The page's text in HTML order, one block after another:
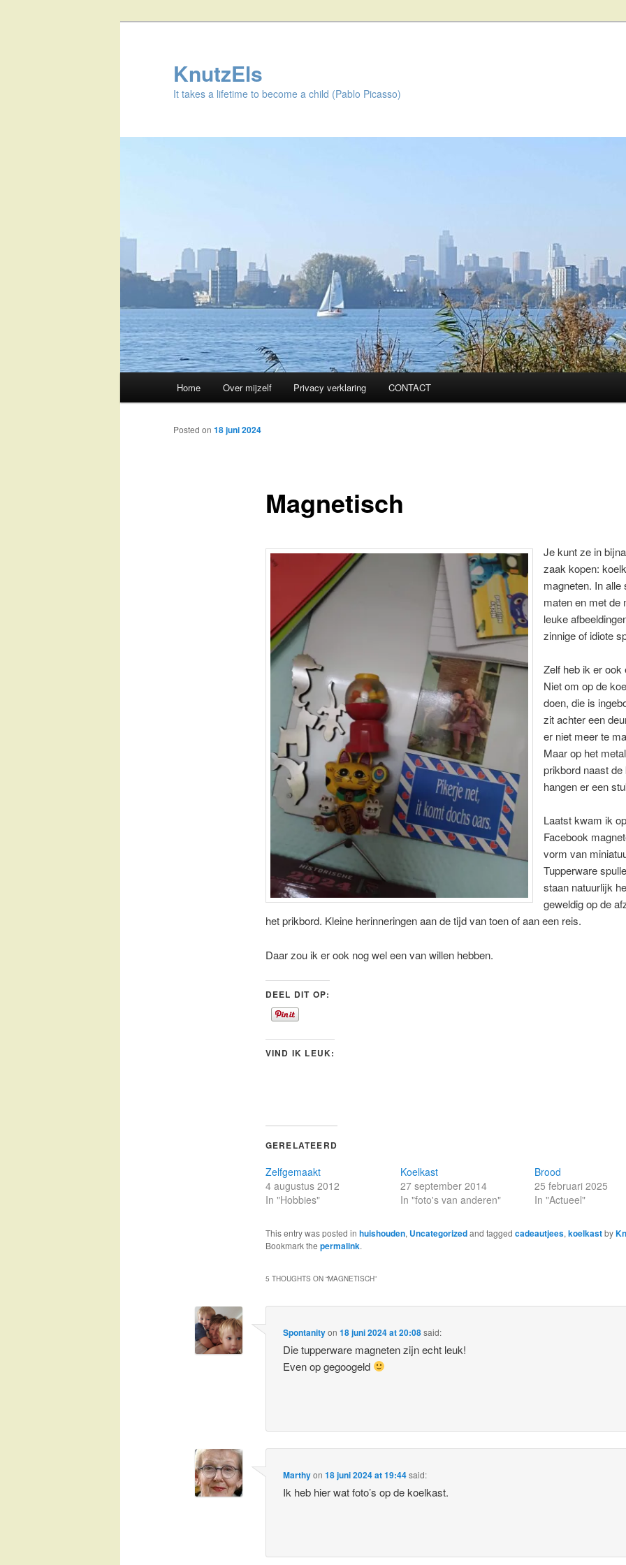
KnutzEls
It takes a lifetime to become a child (Pablo Picasso)
Skip
to
Home Over mijzelf Privacy verklaring CONTACT
Magnetisch
Posted on 18 juni 2024
Je kunt ze in
zaak kopen:
magneten. In alle
maten en met de
leuke
zinnige of idiote
Zelf heb ik er ook
Niet om op de
doen, die is
zit achter een
er niet meer te
Maar op het
prikbord naast
hangen er een
Laatst kwam ik op
Facebook
vorm van
Tupperware
staan natuurlijk
geweldig op de
het prikbord. Kleine herinneringen aan de tijd van toen of aan een reis.
Daar zou ik er ook nog wel een van willen hebben.
DEEL DIT OP:
VIND IK LEUK:
GERELATEERD
Zelfgemaakt
4 augustus 2012
In "Hobbies"
Koelkast
27 september 2014
In "foto's van anderen"
Brood
25 februari 2025
In "Actueel"
This entry was posted in huishouden, Uncategorizedand tagged cadeautjees, koelkastby
Bookmark the permalink.
5 THOUGHTS ON “MAGNETISCH”
Spontanityon18 juni 2024 at 20:08said:
Die tupperware magneten zijn echt leuk!
Even op gegoogeld
Marthyon18 juni 2024 at 19:44said:
Ik heb hier wat foto’s op de koelkast.